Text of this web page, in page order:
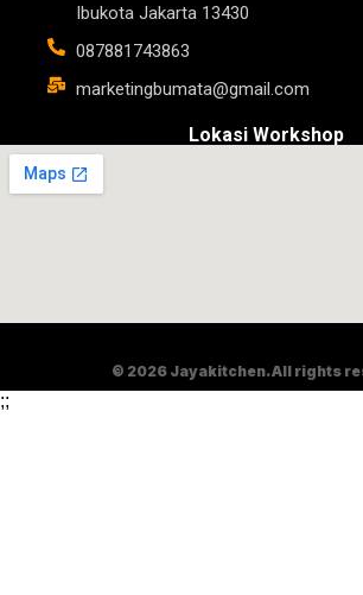
Ibukota Jakarta 13430
087881743863
marketingbumata@gmail.com
Lokasi Workshop
© 2026 Jayakitchen. All rights
;;